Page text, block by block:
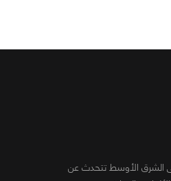
الشرق الأوسط تتحدث عن